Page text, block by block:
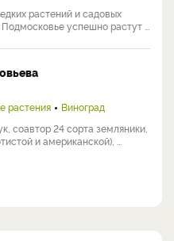
растений и садовых
успешно растут ...
растения
Виноград
соавтор 24 сорта земляники,
и американской), ...